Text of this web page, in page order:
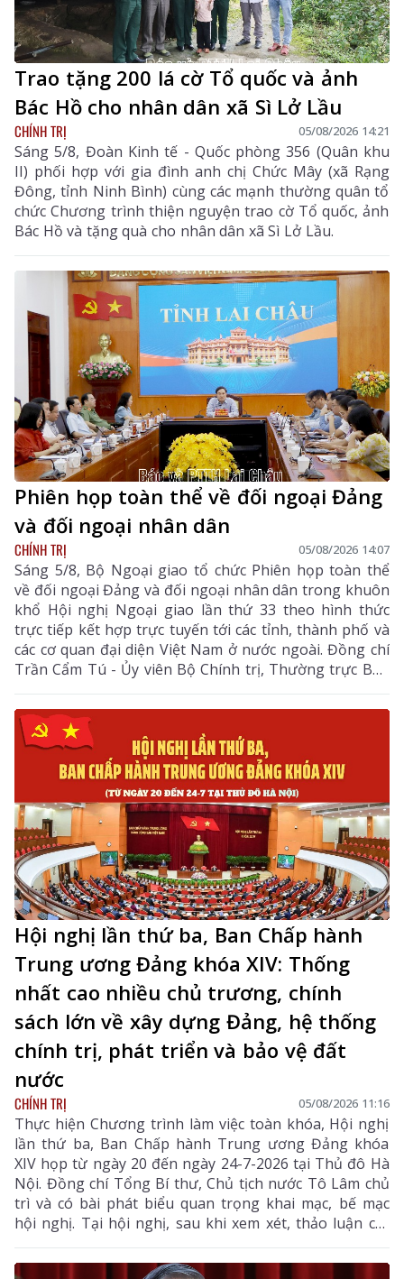
Trao tặng 200 lá cờ Tổ quốc và ảnh
Bác Hồ cho nhân dân xã Sì Lở Lầu
CHÍNH TRỊ 05/08/2026 14:21
Sáng 5/8, Đoàn Kinh tế - Quốc phòng 356 (Quân khu
II) phối hợp với gia đình anh chị Chức Mây (xã Rạng
Đông, tỉnh Ninh Bình) cùng các mạnh thường quân tổ
chức Chương trình thiện nguyện trao cờ Tổ quốc, ảnh
Bác Hồ và tặng quà cho nhân dân xã Sì Lở Lầu.
Phiên họp toàn thể về đối ngoại Đảng
và đối ngoại nhân dân
CHÍNH TRỊ 05/08/2026 14:07
Sáng 5/8, Bộ Ngoại giao tổ chức Phiên họp toàn thể
về đối ngoại Đảng và đối ngoại nhân dân trong khuôn
khổ Hội nghị Ngoại giao lần thứ 33 theo hình thức
trực tiếp kết hợp trực tuyến tới các tỉnh, thành phố và
các cơ quan đại diện Việt Nam ở nước ngoài. Đồng chí
Trần Cẩm Tú - Ủy viên Bộ Chính trị, Thường trực Ban
Bí thư dự và chỉ đạo Phiên họp. Dự còn có đồng chí Lê
Hoài Trung - Ủy viên Bộ Chính trị, Bí thư Đảng ủy, Bộ
trưởng Bộ Ngoại giao; lãnh đạo các ban, bộ, ngành
Trung ương.
Hội nghị lần thứ ba, Ban Chấp hành
Trung ương Đảng khóa XIV: Thống
nhất cao nhiều chủ trương, chính
sách lớn về xây dựng Đảng, hệ thống
chính trị, phát triển và bảo vệ đất
nước
CHÍNH TRỊ 05/08/2026 11:16
Thực hiện Chương trình làm việc toàn khóa, Hội nghị
lần thứ ba, Ban Chấp hành Trung ương Đảng khóa
XIV họp từ ngày 20 đến ngày 24-7-2026 tại Thủ đô Hà
Nội. Đồng chí Tổng Bí thư, Chủ tịch nước Tô Lâm chủ
trì và có bài phát biểu quan trọng khai mạc, bế mạc
hội nghị. Tại hội nghị, sau khi xem xét, thảo luận các
tờ trình, báo cáo của Bộ Chính trị, Ban Chấp hành
Trung ương đã thống nhất cao nhiều chủ trương,